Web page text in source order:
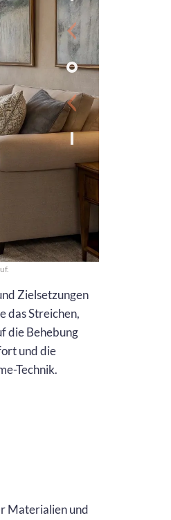
Zielsetzungen
das Streichen,
die Behebung
und die
Technik.
Materialien und